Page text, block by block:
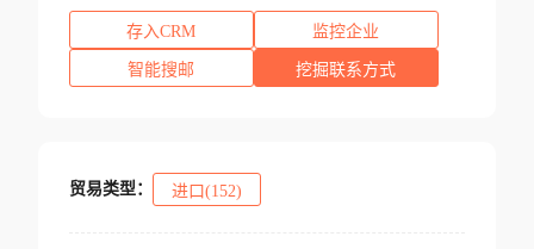
存入CRM 监控企业
智能搜邮 挖掘联系方式
贸易类型： 进口(152)